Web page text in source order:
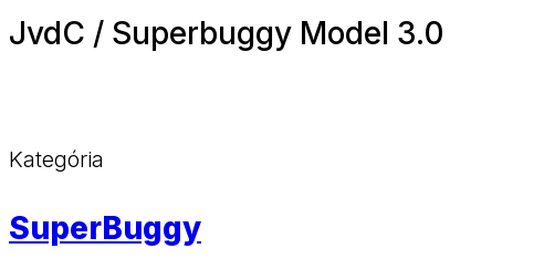
JvdC / Superbuggy Model 3.0
Kategória
SuperBuggy